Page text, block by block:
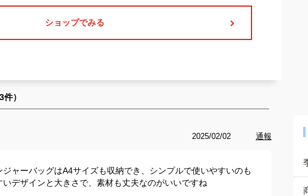
ショップでみる
3件）
2025/02/02 通報
ャーバッグはA4サイズも収納でき、シンプルで使いやすいのも
デザインと大きさで、素材も丈夫なのがいいですね